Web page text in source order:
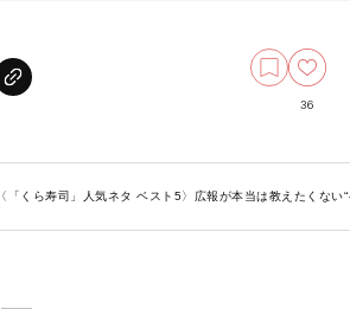
36
〈「くら寿司」人気ネタ ベスト5〉広報が本当は教えたくない